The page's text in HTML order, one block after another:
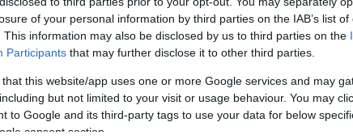
of your personal information by third parties on the IAB’s list of
This information may also be disclosed by us to third parties on the
Participants that may further disclose it to other third parties.
that this website/app uses one or more Google services and may
but not limited to your visit or usage behaviour. You may
to Google and its third-party tags to use your data for below
consent section.